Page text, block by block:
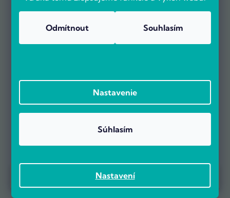
Nastavení
Odmítnout Souhlasím
Nastavenie
Súhlasím
Prebieha Masaker cien! Navyše objednávky nad 100 EUR sú s